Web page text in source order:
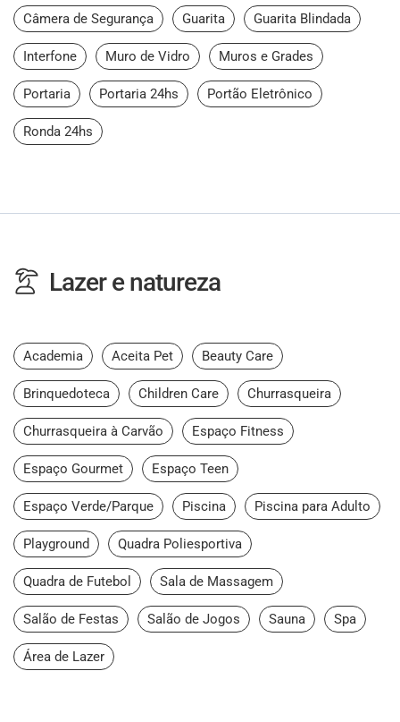
Câmera de Segurança Guarita Guarita Blindada
Interfone Muro de Vidro Muros e Grades
Portaria Portaria 24hs Portão Eletrônico
Ronda 24hs
Lazer e natureza
Academia Aceita Pet Beauty Care
Brinquedoteca Children Care Churrasqueira
Churrasqueira à Carvão Espaço Fitness
Espaço Gourmet Espaço Teen
Espaço Verde/Parque Piscina Piscina para Adulto
Playground Quadra Poliesportiva
Quadra de Futebol Sala de Massagem
Salão de Festas Salão de Jogos Sauna Spa
Área de Lazer